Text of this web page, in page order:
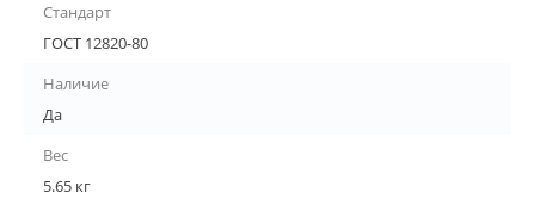
Стандарт
ГОСТ 12820-80
Наличие
Да
Вес
5.65 кг